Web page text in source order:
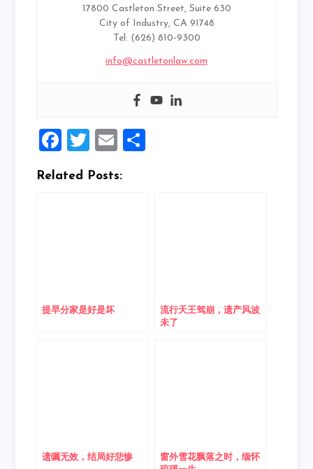
17800 Castleton Street, Suite 630
City of Industry, CA 91748
Tel: (626) 810-9300
info@castletonlaw.com
Facebook
TwitterEmail
Related Posts:
提早分家是好是坏
流行天王驾崩，遗产风波
未了
遗嘱无效，结局好悲惨
窗外雪花飘落之时，缅怀